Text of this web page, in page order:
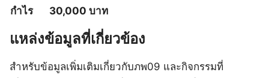
กำไร
30,000 บาท
แหล่งข้อมูลที่เกี่ยวข้อง
สำหรับข้อมูลเพิ่มเติมเกี่ยวกับภพ09 และกิจกรรมที่